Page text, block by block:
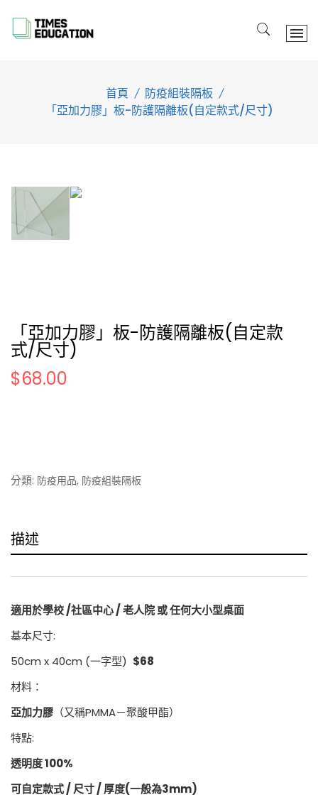
content
首頁
防疫組裝隔板
「亞加力膠」板-防護隔離板(自定款式/尺寸)
「亞加力膠」板-防護隔離板(自定款
式/尺寸)
$68.00
分類: 防疫用品, 防疫組裝隔板
描述
適用於學校 /社區中心 / 老人院 或 任何大小型桌面
基本尺寸:
50cm x 40cm (一字型) $68
材料：
亞加力膠 （又稱PMMA－聚酸甲酯）
特點:
透明度 100%
可自定款式 / 尺寸 / 厚度(一般為3mm)